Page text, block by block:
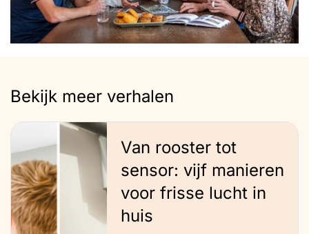
Bekijk meer verhalen
Van rooster tot
sensor: vijf manieren
voor frisse lucht in
huis